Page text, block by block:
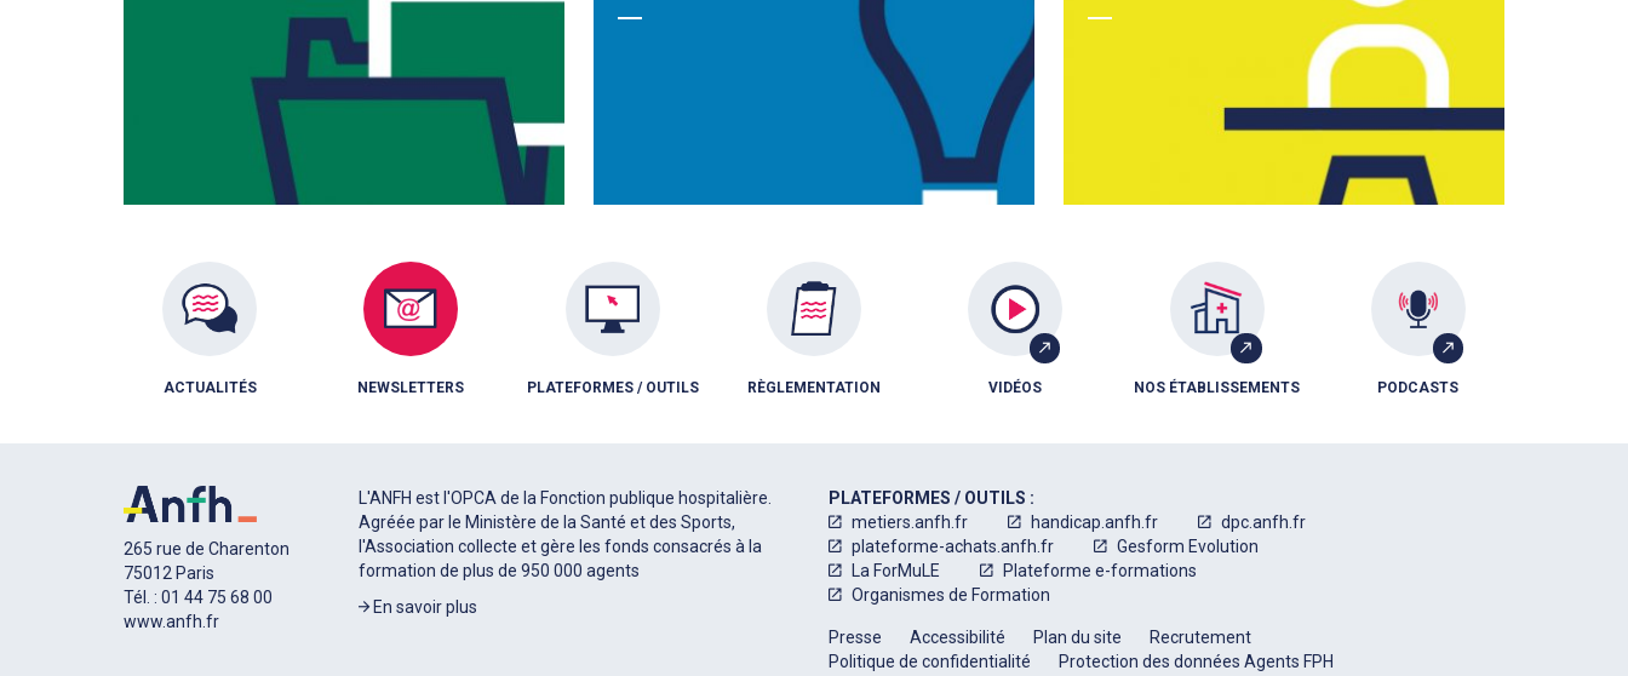
ACTUALITÉS NEWSLETTERS PLATEFORMES / OUTILS RÈGLEMENTATION VIDÉOS NOS ÉTABLISSEMENTS PODCASTS
265 rue de Charenton
75012 Paris
Tél. : 01 44 75 68 00
www.anfh.fr
L'ANFH est l'OPCA de la Fonction publique hospitalière.
Agréée par le Ministère de la Santé et des Sports,
l'Association collecte et gère les fonds consacrés à la
formation de plus de 950 000 agents
En savoir plus
PLATEFORMES / OUTILS :
metiers.anfh.fr
handicap.anfh.fr
dpc.anfh.fr
plateforme-achats.anfh.fr
Gesform Evolution
La ForMuLE
Plateforme e-formations
Organismes de Formation
Presse Accessibilité Plan du site
Recrutement
Politique de confidentialité
Protection des données Agents FPH